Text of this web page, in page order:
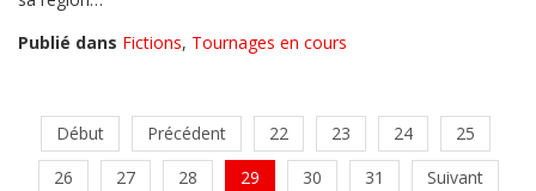
Publié dans Fictions, Tournages en cours
Début Précédent 22 23 24
25
26
27 28 29 30 31
Suivant